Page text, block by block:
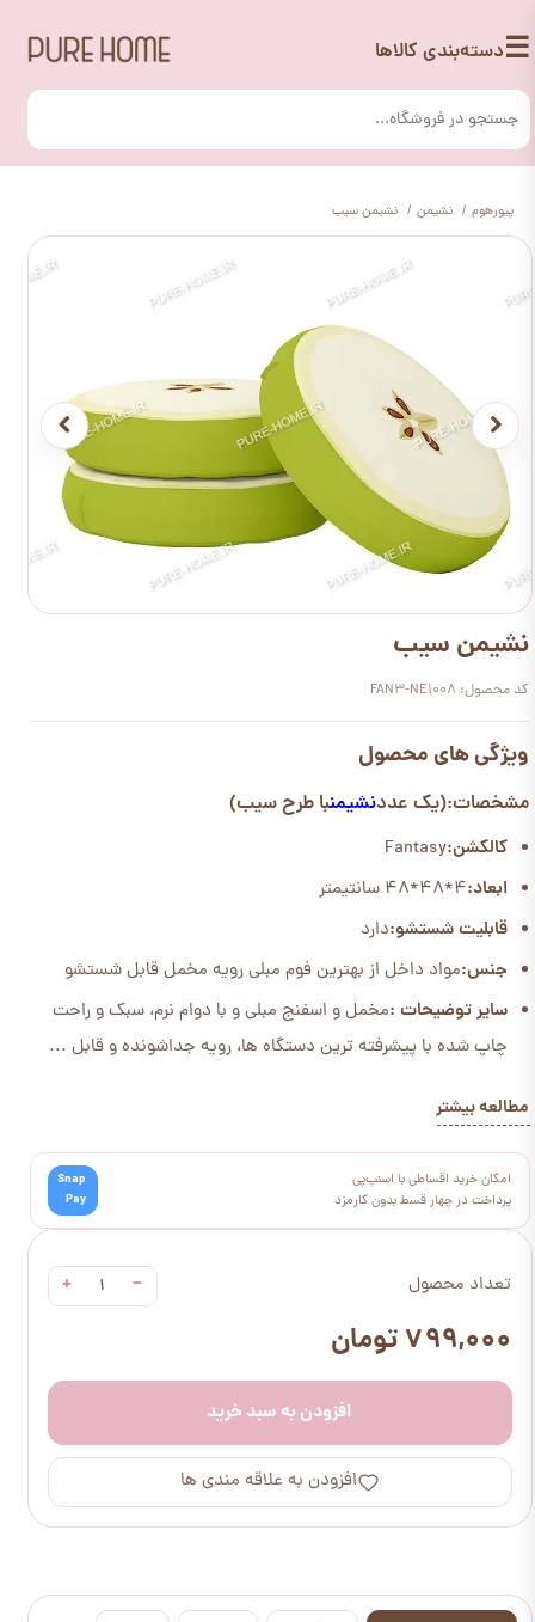
☰دسته‌بندی کالاها
پیورهوم نشیمن نشیمن سیب
تعداد محصول −
+
۷۹۹,۰۰۰ تومان
افزودن به سبد خرید
افزودن به علاقه مندی ها
نشیمن سیب
کد محصول: FAN3-NE1008
ویژگی های محصول
مشخصات:(یک عددنشیمنبا طرح سیب)
کالکشن:Fantasy
ابعاد:4*48*48 سانتیمتر
قابلیت شستشو:دارد
جنس:مواد داخل از بهترین فوم مبلی رویه مخمل قابل شستشو
سایر توضیحات :مخمل و اسفنج مبلی و با دوام نرم، سبک و راحت
چاپ شده با پیشرفته ترین دستگاه ها، رویه جداشونده و قابل ...
مطالعه بیشتر
امکان خرید اقساطی با اسنپ‌پی
پرداخت در چهار قسط بدون کارمزد
Snap
Pay